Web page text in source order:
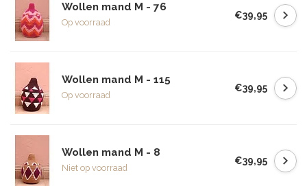
Wollen mand M - 76
Op voorraad
€39,95
Wollen mand M - 115
Op voorraad
€39,95
Wollen mand M - 8
Niet op voorraad
€39,95